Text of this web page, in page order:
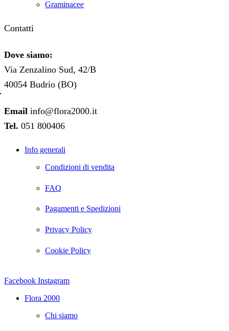
Graminacee
Contatti
Dove siamo:
Via Zenzalino Sud, 42/B
40054 Budrio (BO)
Email info@flora2000.it
Tel. 051 800406
Info generali
Condizioni di vendita
FAQ
Pagamenti e Spedizioni
Privacy Policy
Cookie Policy
Facebook Instagram
Flora 2000
Chi siamo